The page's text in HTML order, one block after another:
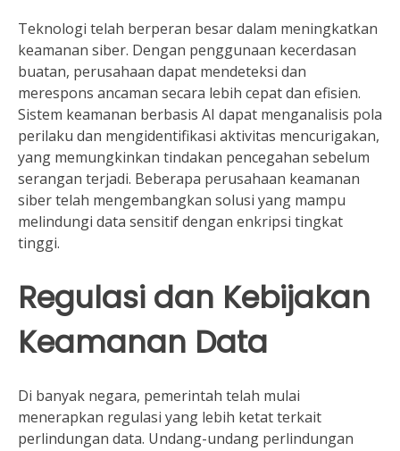
Teknologi telah berperan besar dalam meningkatkan
keamanan siber. Dengan penggunaan kecerdasan
buatan, perusahaan dapat mendeteksi dan
merespons ancaman secara lebih cepat dan efisien.
Sistem keamanan berbasis AI dapat menganalisis pola
perilaku dan mengidentifikasi aktivitas mencurigakan,
yang memungkinkan tindakan pencegahan sebelum
serangan terjadi. Beberapa perusahaan keamanan
siber telah mengembangkan solusi yang mampu
melindungi data sensitif dengan enkripsi tingkat
tinggi.
Regulasi dan Kebijakan
Keamanan Data
Di banyak negara, pemerintah telah mulai
menerapkan regulasi yang lebih ketat terkait
perlindungan data. Undang-undang perlindungan